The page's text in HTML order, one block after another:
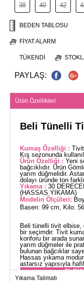
38 40 42
BEDEN TABLOSU
FIYAT ALARM
TÜKENDI
PAYLAŞ:
Ürün Özellikleri
Beli Tünelli
Kumaş Özelliği :
Kış sezonunda
Ürün Özelliği : Yeni
bağcıklıdır. Ürün
yarım düğmelidir.
dolayı üründe ton
Yıkama : 30
(HASSAS YIKAMA)
Modelin Ölçüleri:
Basen: 99 cm, Kilo:
Beli tünelli tivit elbise,
bir seçimdir. Tivit
konforu bir arada
yarım düğmeler ile
bulunan bağcıklar
Hassas yıkama
astarsız yapısıyla
Yıkama Talimatı